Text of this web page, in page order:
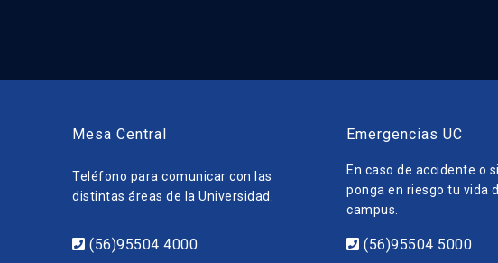
Mesa Central
Teléfono para comunicar con las
distintas áreas de la Universidad.
(56)95504 4000
Emergencias UC
En caso de accidente o
ponga en riesgo tu vida
campus.
(56)95504 5000